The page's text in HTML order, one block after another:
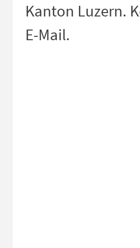
Kanton Luzern.
E-Mail.